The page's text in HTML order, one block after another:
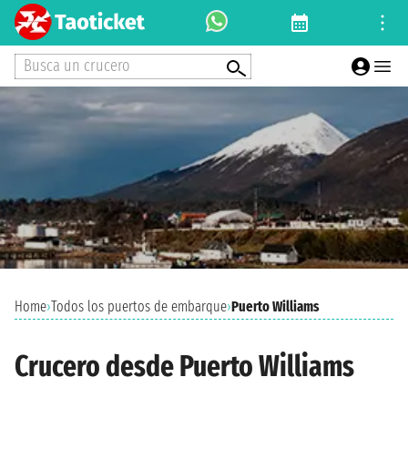
Busca un crucero
Home›Todos los puertos de embarque›Puerto Williams
Crucero desde Puerto Williams